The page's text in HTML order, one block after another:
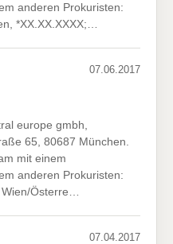
anderen Prokuristen:
*XX.XX.XXXX;…
07.06.2017
europe gmbh,
65, 80687 München.
mit einem
anderen Prokuristen:
Österre…
07.04.2017